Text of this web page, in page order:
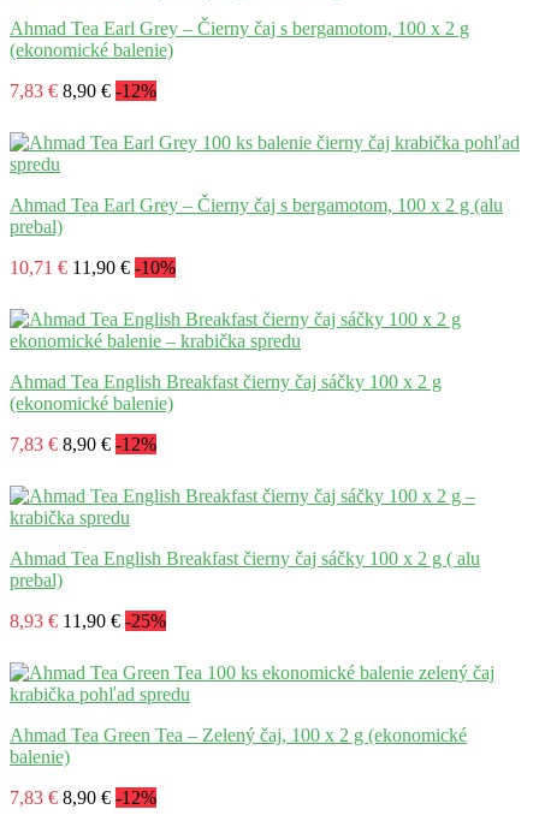
Ahmad Tea Earl Grey – Čierny čaj s bergamotom, 100 x 2 g
(ekonomické balenie)
7,83 € 8,90 € -12%
Ahmad Tea Earl Grey – Čierny čaj s bergamotom, 100 x 2 g (alu
prebal)
10,71 € 11,90 € -10%
Ahmad Tea English Breakfast čierny čaj sáčky 100 x 2 g
(ekonomické balenie)
7,83 € 8,90 € -12%
Ahmad Tea English Breakfast čierny čaj sáčky 100 x 2 g ( alu
prebal)
8,93 € 11,90 € -25%
Ahmad Tea Green Tea – Zelený čaj, 100 x 2 g (ekonomické
balenie)
7,83 € 8,90 € -12%